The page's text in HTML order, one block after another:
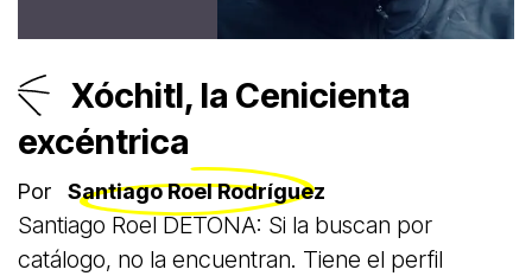
Xóchitl, la Cenicienta
excéntrica
Por Santiago Roel Rodríguez
Santiago Roel DETONA: Si la buscan por
catálogo, no la encuentran. Tiene el perfil